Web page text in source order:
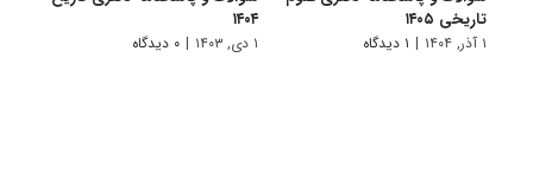
تاریخی ۱۴۰۵
۱ آذر, ۱۴۰۴ | ۱ دیدگاه
۱۴۰۴
۱ دی, ۱۴۰۳ | ۰ دیدگاه